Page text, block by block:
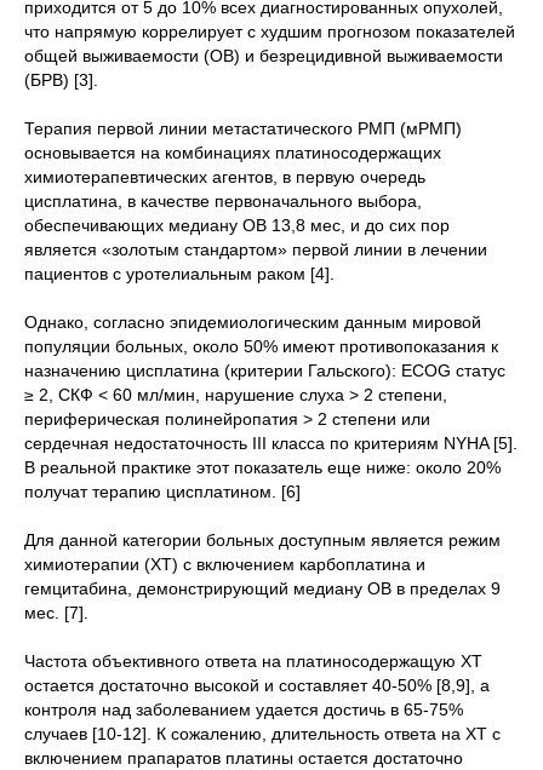
приходится от 5 до 10% всех диагностированных опухолей,
что напрямую коррелирует с худшим прогнозом показателей
общей выживаемости (ОВ) и безрецидивной выживаемости
(БРВ) [3].
Терапия первой линии метастатического РМП (мРМП)
основывается на комбинациях платиносодержащих
химиотерапевтических агентов, в первую очередь
цисплатина, в качестве первоначального выбора,
обеспечивающих медиану ОВ 13,8 мес, и до сих пор
является «золотым стандартом» первой линии в лечении
пациентов с уротелиальным раком [4].
Однако, согласно эпидемиологическим данным мировой
популяции больных, около 50% имеют противопоказания к
назначению цисплатина (критерии Гальского): ECOG статус
≥ 2, СКФ < 60 мл/мин, нарушение слуха > 2 степени,
периферическая полинейропатия > 2 степени или
сердечная недостаточность III класса по критериям NYHA [5].
В реальной практике этот показатель еще ниже: около 20%
получат терапию цисплатином. [6]
Для данной категории больных доступным является режим
химиотерапии (ХТ) с включением карбоплатина и
гемцитабина, демонстрирующий медиану ОВ в пределах 9
мес. [7].
Частота объективного ответа на платиносодержащую ХТ
остается достаточно высокой и составляет 40-50% [8,9], а
контроля над заболеванием удается достичь в 65-75%
случаев [10-12]. К сожалению, длительность ответа на ХТ с
включением прапаратов платины остается достаточно